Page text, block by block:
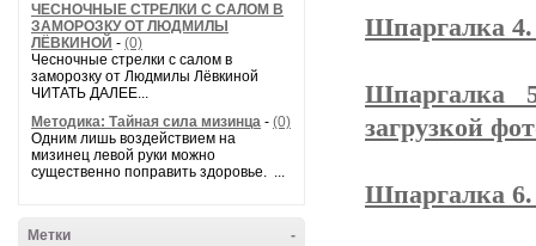
ЧЕСНОЧНЫЕ СТРЕЛКИ С САЛОМ В
ЗАМОРОЗКУ ОТ ЛЮДМИЛЫ
ЛЁВКИНОЙ - (0)
Чесночные стрелки с салом в
заморозку от Людмилы Лёвкиной
ЧИТАТЬ ДАЛЕЕ...
Методика: Тайная сила мизинца - (0)
Одним лишь воздействием на
мизинец левой руки можно
существенно поправить здоровье. ...
-
Метки
Шпаргалка
Шпаргалка
загрузкой
Шпаргалка